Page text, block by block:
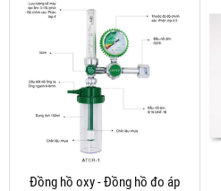
Đồng hồ oxy - Đồng hồ đo áp